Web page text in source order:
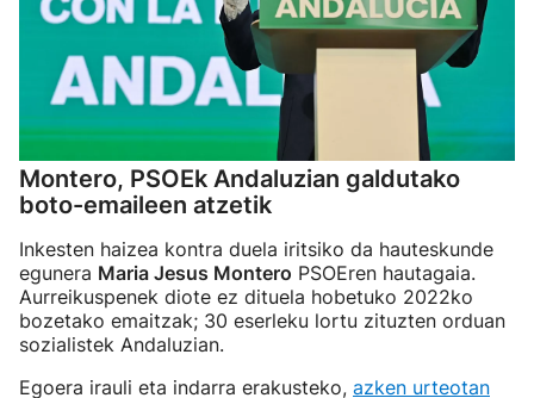
Montero, PSOEk Andaluzian galdutako
boto-emaileen atzetik
Inkesten haizea kontra duela iritsiko da hauteskunde
egunera Maria Jesus Montero PSOEren hautagaia.
Aurreikuspenek diote ez dituela hobetuko 2022ko
bozetako emaitzak; 30 eserleku lortu zituzten orduan
sozialistek Andaluzian.
Egoera irauli eta indarra erakusteko, azken urteotan